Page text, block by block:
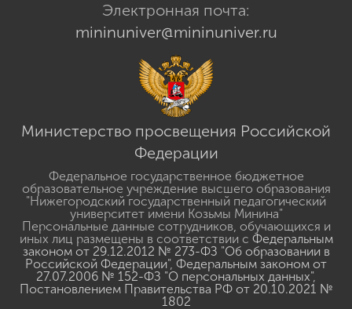
Электронная почта:
mininuniver@mininuniver.ru
Министерство просвещения Российской
Федерации
Федеральное государственное бюджетное
образовательное учреждение высшего образования
"Нижегородский государственный педагогический
университет имени Козьмы Минина"
Персональные данные сотрудников, обучающихся и
иных лиц размещены в соответствии с Федеральным
законом от 29.12.2012 № 273-ФЗ "Об образовании в
Российской Федерации", Федеральным законом от
27.07.2006 № 152-ФЗ "О персональных данных",
Постановлением Правительства РФ от 20.10.2021 №
1802